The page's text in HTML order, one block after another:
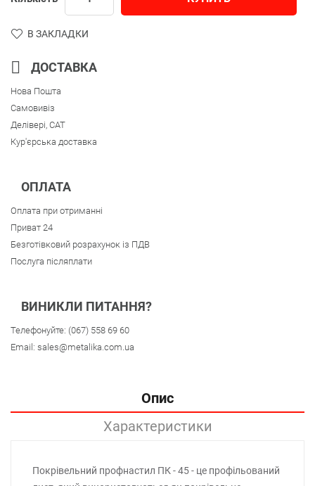
В ЗАКЛАДКИ
ДОСТАВКА
Нова Пошта
Самовивіз
Делівері, CAT
Кур'єрська доставка
ОПЛАТА
Оплата при отриманні
Приват 24
Безготівковий розрахунок із ПДВ
Послуга післяплати
ВИНИКЛИ ПИТАННЯ?
Телефонуйте: (067) 558 69 60
Email: sales@metalika.com.ua
Опис
Характеристики
Покрівельний профнастил ПК - 45 - це профільований